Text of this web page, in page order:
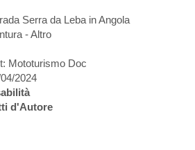
Serra da Leba in Angola
- Altro
Mototurismo Doc
2024
d'Autore